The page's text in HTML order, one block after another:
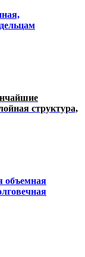
структура,
объемная